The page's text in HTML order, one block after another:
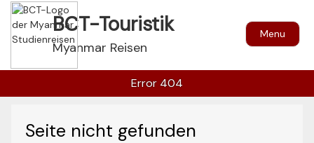
Menu
BCT-Touristik
Myanmar Reisen
Error 404
Seite nicht gefunden